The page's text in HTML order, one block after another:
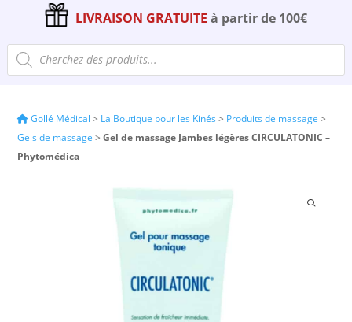
LIVRAISON GRATUITE à partir de 100€
Recherche
de
produits
Gollé Médical > La Boutique pour les Kinés > Produits de massage >
Gels de massage >Gel de massage Jambes légères CIRCULATONIC –
Phytomédica